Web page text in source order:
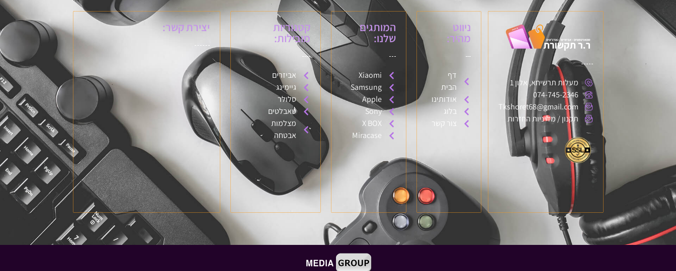
מעלות תרשיחא, אלון 1
074-745-2346
Tkshoret68@gmail.com
תקנון / מדיניות החזרות
ניווט
מהיר:
דף
הבית
אודותינו
בלוג
צור קשר
המותגים
שלנו:
Xiaomi
Samsung
Apple
Sony
X BOX
Miracase
קטגוריות
מובילות:
אביזרים
גיימינג
סלולר
טאבלטים
מצלמות
אבטחה
יצירת קשר: